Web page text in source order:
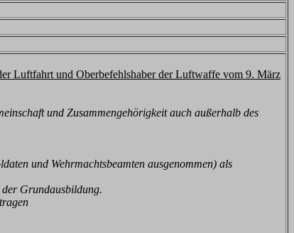
Luftfahrt und Oberbefehlshaber der Luftwaffe vom 9. März
und Zusammengehörigkeit auch außerhalb des
und Wehrmachtsbeamten ausgenommen) als
Grundausbildung.